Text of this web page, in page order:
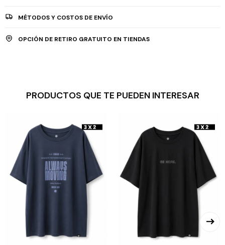
MÉTODOS Y COSTOS DE ENVÍO
OPCIÓN DE RETIRO GRATUITO EN TIENDAS
PRODUCTOS QUE TE PUEDEN INTERESAR